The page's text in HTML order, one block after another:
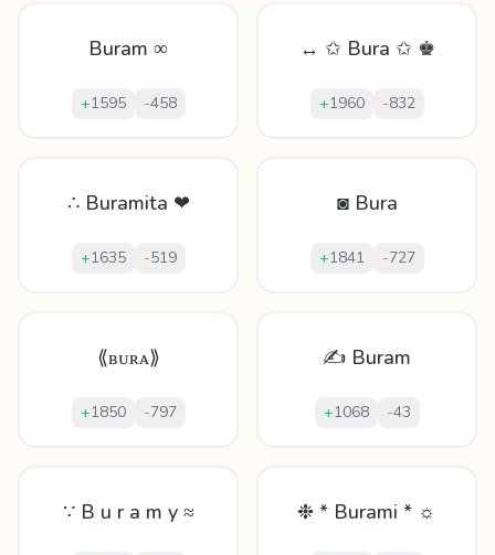
Buram ∞
+1595 -458
↔ ✩ Bura ✩ ♚
+1960 -832
∴ Buramita ❤
+1635 -519
◙ Bura
+1841 -727
⟪ʙᴜʀᴀ⟫
+1850 -797
✍ Buram
+1068 -43
∵ B u r a m y ≈ ❉ * Burami * ☼